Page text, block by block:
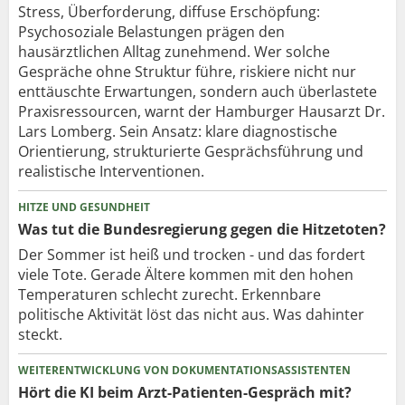
Stress, Überforderung, diffuse Erschöpfung:
Psychosoziale Belastungen prägen den
hausärztlichen Alltag zunehmend. Wer solche
Gespräche ohne Struktur führe, riskiere nicht nur
enttäuschte Erwartungen, sondern auch überlastete
Praxisressourcen, warnt der Hamburger Hausarzt Dr.
Lars Lomberg. Sein Ansatz: klare diagnostische
Orientierung, strukturierte Gesprächsführung und
realistische Interventionen.
HITZE UND GESUNDHEIT
Was tut die Bundesregierung gegen die Hitzetoten?
Der Sommer ist heiß und trocken - und das fordert
viele Tote. Gerade Ältere kommen mit den hohen
Temperaturen schlecht zurecht. Erkennbare
politische Aktivität löst das nicht aus. Was dahinter
steckt.
WEITERENTWICKLUNG VON DOKUMENTATIONSASSISTENTEN
Hört die KI beim Arzt-Patienten-Gespräch mit?